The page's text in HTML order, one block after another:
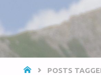
HOMEPOSTS